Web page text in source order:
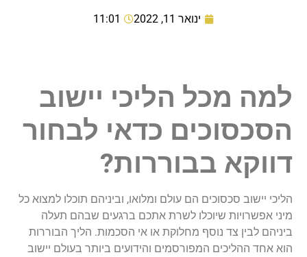
ינואר 11, 2022 11:01
למה מכל הליכי יישוב
הסכסוכים כדאי לבחור
דווקא בבוררות?
הליכי יישוב סכסוכים הם עולם ומלואו, וביניהם תוכלו למצוא כל
מיני אפשרויות שיוכלו לשרת אתכם ברגעים שבהם תעלה
ביניהם לבין צד נוסף מחלוקת או אי הסכמות. הליך הבוררות
הוא אחד ההליכים המפורסמים והידועים ביותר בעולם יישוב